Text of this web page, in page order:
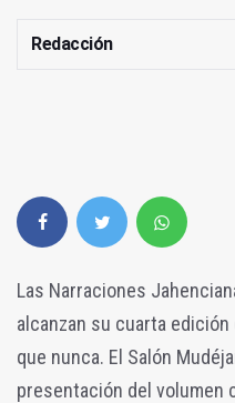
Redacción
Las Narraciones
alcanzan su cuarta
que nunca. El Salón
presentación del volumen